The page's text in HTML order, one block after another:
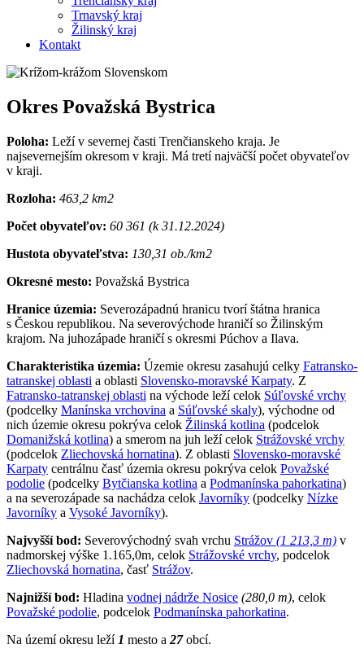
Trnavský kraj
Žilinský kraj
Kontakt
Okres Považská Bystrica
Poloha: Leží v severnej časti Trenčianskeho kraja. Je
najsevernejším okresom v kraji. Má tretí najväčší počet obyvateľov
v kraji.
Rozloha: 463,2 km2
Počet obyvateľov: 60 361 (k 31.12.2024)
Hustota obyvateľstva: 130,31 ob./km2
Okresné mesto: Považská Bystrica
Hranice územia: Severozápadnú hranicu tvorí štátna hranica
s Českou republikou. Na severovýchode hraničí so Žilinským
krajom. Na juhozápade hraničí s okresmi Púchov a Ilava.
Charakteristika územia: Územie okresu zasahujú celky Fatransko-
tatranskej oblasti a oblasti Slovensko-moravské Karpaty. Z
Fatransko-tatranskej oblasti na východe leží celok Súľovské vrchy
(podcelky Manínska vrchovina a Súľovské skaly), východne od
nich územie okresu pokrýva celok Žilinská kotlina (podcelok
Domanižská kotlina) a smerom na juh leží celok Strážovské vrchy
(podcelok Zliechovská hornatina). Z oblasti Slovensko-moravské
Karpaty centrálnu časť územia okresu pokrýva celok Považské
podolie (podcelky Bytčianska kotlina a Podmanínska pahorkatina)
a na severozápade sa nachádza celok Javorníky (podcelky Nízke
Javorníky a Vysoké Javorníky).
Najvyšší bod: Severovýchodný svah vrchu Strážov (1 213,3 m) v
nadmorskej výške 1.165,0m, celok Strážovské vrchy, podcelok
Zliechovská hornatina, časť Strážov.
Najnižší bod: Hladina vodnej nádrže Nosice (280,0 m), celok
Považské podolie, podcelok Podmanínska pahorkatina.
Na území okresu leží 1 mesto a 27obcí.